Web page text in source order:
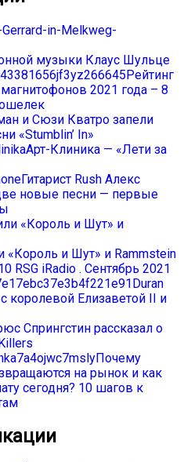
музыки Клаус Шульце
Рейтинг
2021 года – 8
и Сюзи Кватро запели
«Stumblin’ In»
Арт-Клиника — «Лети за
Гитарист Rush Алекс
новые песни — первые
«Король и Шут» и Rammstein
RSG iRadio . Сентябрь 2021
Duran
королевой Елизаветой II и
Спрингстин рассказал о
Почему
на рынок и как
сегодня? 10 шагов к